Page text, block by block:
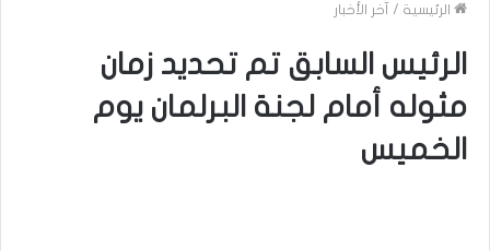
الرئيسية / آخر الأخبار
الرئيس السابق تم تحديد زمان
مثوله أمام لجنة البرلمان يوم
الخميس